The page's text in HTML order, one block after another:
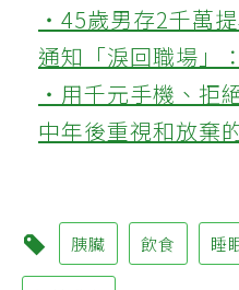
‧45歲男存2千萬
通知「淚回職場」
‧用千元手機、拒
中年後重視和放棄
胰臟 飲食 睡